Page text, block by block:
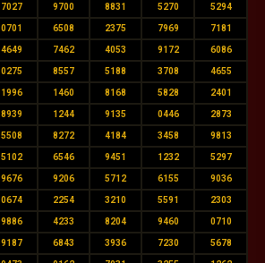
7027 9700 8831 5270 5294
0701 6508 2375 7969 7181
4649 7462 4053 9172 6086
0275 8557 5188 3708 4655
1996 1460 8168 5828 2401
8939 1244 9135 0446 2873
5508 8272 4184 3458 9813
5102 6546 9451 1232 5297
9676 9206 5712 6155 9036
0674 2254 3210 5591 2303
9886 4233 8204 9460 0710
9187 6843 3936 7230 5678